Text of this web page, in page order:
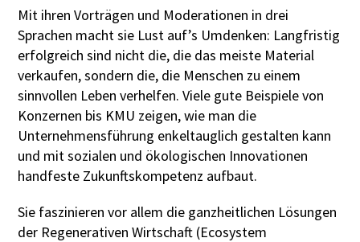
Mit ihren Vorträgen und Moderationen in drei
Sprachen macht sie Lust auf’s Umdenken: Langfristig
erfolgreich sind nicht die, die das meiste Material
verkaufen, sondern die, die Menschen zu einem
sinnvollen Leben verhelfen. Viele gute Beispiele von
Konzernen bis KMU zeigen, wie man die
Unternehmensführung enkeltauglich gestalten kann
und mit sozialen und ökologischen Innovationen
handfeste Zukunftskompetenz aufbaut.
Sie faszinieren vor allem die ganzheitlichen Lösungen
der Regenerativen Wirtschaft (Ecosystem